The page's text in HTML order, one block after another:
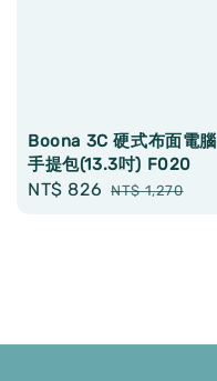
Boona 3C 硬式布面電腦
手提包(13.3吋) F020
Sale
NT$ 826 Regular
NT$ 1,270